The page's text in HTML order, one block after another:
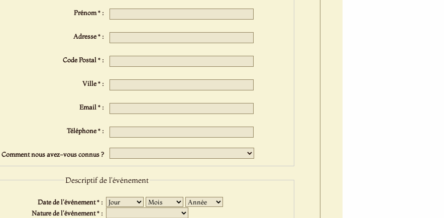
Prénom * :
Adresse * :
Code Postal * :
Ville * :
Email * :
Téléphone * :
Comment nous avez-vous connus ?
Descriptif de l'événement
Date de l'événement * : Jour
Nature de l'événement * :